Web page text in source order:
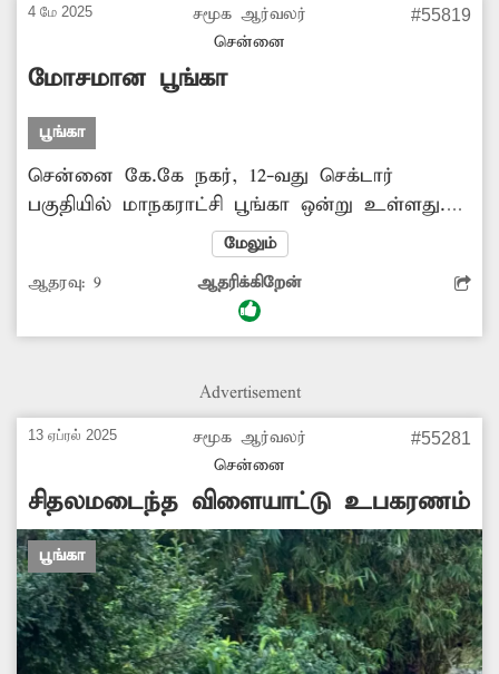
ஒட்டப்பட்டுள்ள போஸ்டர்களை அகற்ற
உடனடியாக நடவடிக்கை எடுக்க வேண்டும் என
அப்பகுதி பொதுமக்கள் கோரிக்கை
விடுத்துள்ளனர்.
4 மே 2025
சமூக ஆர்வலர்
சென்னை
#55819
மோசமான பூங்கா
பூங்கா
சென்னை கே.கே நகர், 12-வது செக்டார்
பகுதியில் மாநகராட்சி பூங்கா ஒன்று உள்ளது.
இந்த பூங்காவில் உள்ள சிறுவர்களுக்கான
விளையாட்டு உபகரணங்கள் அனைத்தும்
சேதமடைந்து கிடக்கிறது. இதில் சிறுவர்கள்
விளையாடும் போது காயம் ஏற்படும் அபாயம்
கருத்தில் கொண்டு மாநகராட்சி அதிகாரிகள்
செய்ய நடவடிக்கை எடுக்க வேண்டும்.
மேலும்
ஆதரவு: 9 ஆதரிக்கிறேன்
Advertisement
13 ஏப்ரல் 2025
சமூக ஆர்வலர்
சென்னை
#55281
சிதலமடைந்த விளையாட்டு உபகரணம்
பூங்கா